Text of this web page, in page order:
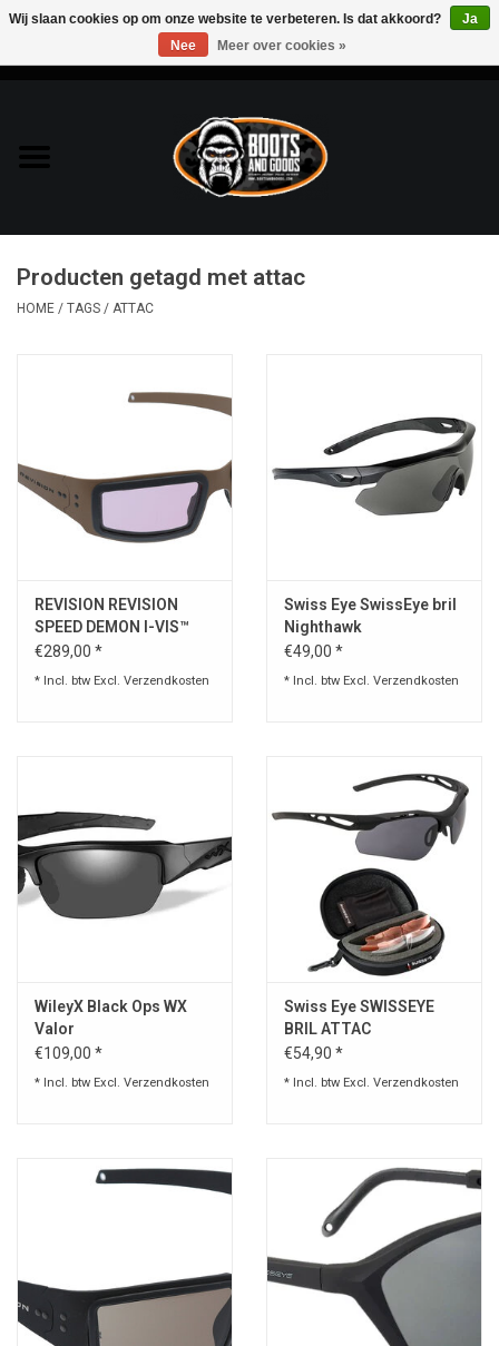
Bags & Packs
Bescherming
Schoenen
Survival
Producten getagd met attac
HOME / TAGS / ATTAC
REVISION REVISION
SPEED DEMON I-VIS™
UMBRA
€289,00 *
* Incl. btw Excl. Verzendkosten
Swiss Eye SwissEye bril
Nighthawk
€49,00 *
* Incl. btw Excl. Verzendkosten
WileyX Black Ops WX
Valor
€109,00 *
* Incl. btw Excl. Verzendkosten
Swiss Eye SWISSEYE
BRIL ATTAC
€54,90 *
* Incl. btw Excl. Verzendkosten
Wij slaan cookies op om onze website te verbeteren. Is dat akkoord?
Ja
Nee
Meer over cookies »